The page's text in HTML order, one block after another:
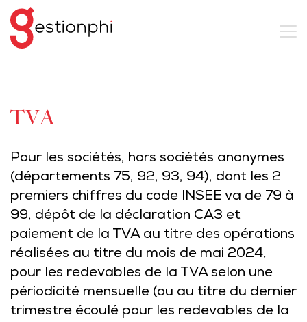
TVA
Pour les sociétés, hors sociétés anonymes
(départements 75, 92, 93, 94), dont les 2
premiers chiffres du code INSEE va de 79 à
99, dépôt de la déclaration CA3 et
paiement de la TVA au titre des opérations
réalisées au titre du mois de mai 2024,
pour les redevables de la TVA selon une
périodicité mensuelle (ou au titre du dernier
trimestre écoulé pour les redevables de la